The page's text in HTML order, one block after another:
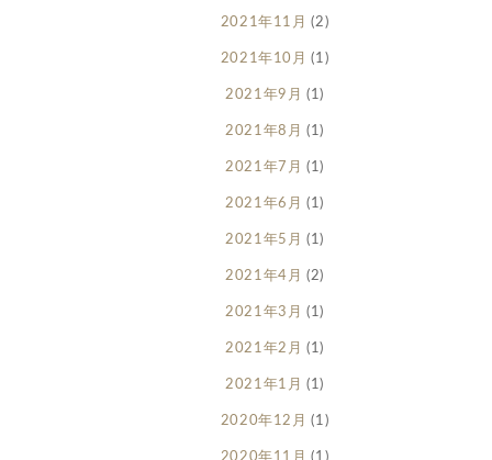
2021年11月 (2)
2021年10月 (1)
2021年9月 (1)
2021年8月 (1)
2021年7月 (1)
2021年6月 (1)
2021年5月 (1)
2021年4月 (2)
2021年3月 (1)
2021年2月 (1)
2021年1月 (1)
2020年12月 (1)